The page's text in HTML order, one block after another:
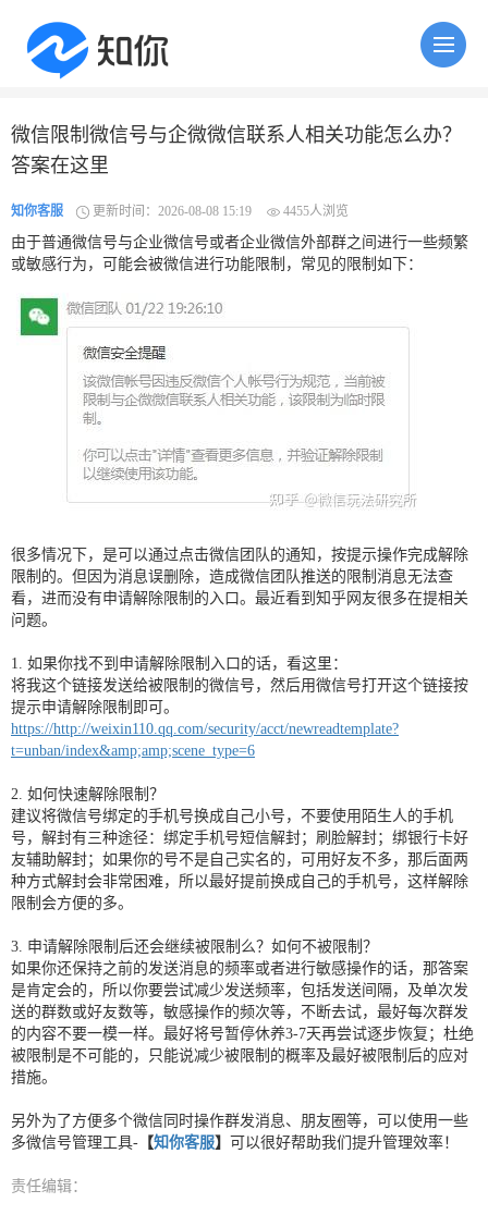
微信限制微信号与企微微信联系人相关功能怎么办？
答案在这里
知你客服 更新时间：2026-08-08 15:19 4455人浏览
由于普通微信号与企业微信号或者企业微信外部群之间进行一些频繁
或敏感行为，可能会被微信进行功能限制，常见的限制如下：
很多情况下，是可以通过点击微信团队的通知，按提示操作完成解除
限制的。但因为消息误删除，造成微信团队推送的限制消息无法查
看，进而没有申请解除限制的入口。最近看到知乎网友很多在提相关
问题。
1. 如果你找不到申请解除限制入口的话，看这里：
将我这个链接发送给被限制的微信号，然后用微信号打开这个链接按
提示申请解除限制即可。
https://http://weixin110.qq.com/security/acct/newreadtemplate?
t=unban/index&amp;amp;scene_type=6
2. 如何快速解除限制？
建议将微信号绑定的手机号换成自己小号，不要使用陌生人的手机
号，解封有三种途径：绑定手机号短信解封；刷脸解封；绑银行卡好
友辅助解封；如果你的号不是自己实名的，可用好友不多，那后面两
种方式解封会非常困难，所以最好提前换成自己的手机号，这样解除
限制会方便的多。
3. 申请解除限制后还会继续被限制么？如何不被限制？
如果你还保持之前的发送消息的频率或者进行敏感操作的话，那答案
是肯定会的，所以你要尝试减少发送频率，包括发送间隔，及单次发
送的群数或好友数等，敏感操作的频次等，不断去试，最好每次群发
的内容不要一模一样。最好将号暂停休养3-7天再尝试逐步恢复；杜绝
被限制是不可能的，只能说减少被限制的概率及最好被限制后的应对
措施。
另外为了方便多个微信同时操作群发消息、朋友圈等，可以使用一些
多微信号管理工具- 【知你客服】 可以很好帮助我们提升管理效率！
责任编辑：